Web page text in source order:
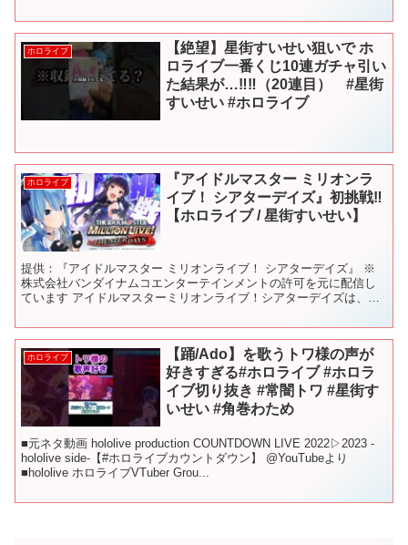
ホロライブ
【絶望】星街すいせい狙いで ホ
ロライブ一番くじ10連ガチャ引い
た結果が…‼︎‼︎（20連目） #星街
すいせい #ホロライブ
ホロライブ
『アイドルマスター ミリオンラ
イブ！ シアターデイズ』初挑戦‼
【ホロライブ / 星街すいせい】
提供：『アイドルマスター ミリオンライブ！ シアターデイズ』 ※
株式会社バンダイナムコエンターテインメントの許可を元に配信し
ています アイドルマスターミリオンライブ！シアターデイズは、
ホロライブ
【踊/Ado】を歌うトワ様の声が
好きすぎる#ホロライブ #ホロラ
イブ切り抜き #常闇トワ #星街す
いせい #角巻わため
■元ネタ動画 hololive production COUNTDOWN LIVE 2022▷2023 -
hololive side-【#ホロライブカウントダウン】 @YouTubeより
■hololive ホロライブVTuber Grou...